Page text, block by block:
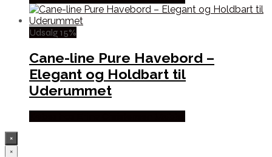
Udsalg 15%
Cane-line Pure Havebord –
Elegant og Holdbart til
Uderummet
×
×